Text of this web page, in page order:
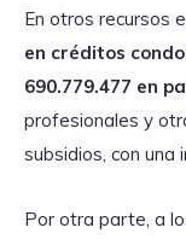
En otros recursos
en créditos
690.779.477 en
profesionales y
subsidios, con una
Por otra parte, a